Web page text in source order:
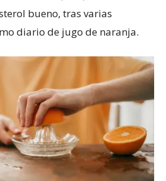
bueno, tras varias
diario de jugo de naranja.